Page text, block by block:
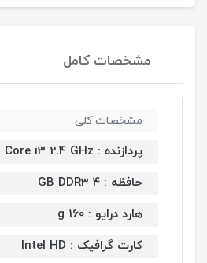
مشخصات کامل
مشخصات کلی
پردازنده : Intel Core i3 2.4 GHz
حافظه : 4 GB DDR3
هارد درایو : 160 g
کارت گرافیک : Intel HD